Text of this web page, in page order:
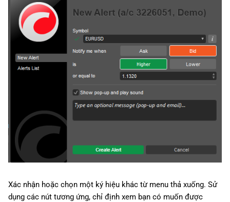
Русский
Xác nhận hoặc chọn một ký hiệu khác từ menu thả xuống. Sử
dụng các nút tương ứng, chỉ định xem bạn có muốn được